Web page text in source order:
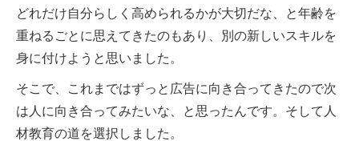
どれだけ自分らしく高められるかが大切だな、と年齢を
重ねるごとに思えてきたのもあり、別の新しいスキルを
身に付けようと思いました。
そこで、これまではずっと広告に向き合ってきたので次
は人に向き合ってみたいな、と思ったんです。そして人
材教育の道を選択しました。